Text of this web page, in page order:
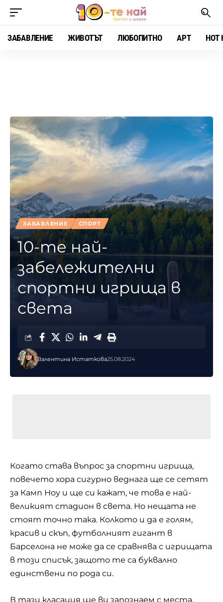
ЗАБАВЛЕНИЕ ЖИВОТЪТ ЛЮБОПИТНО АРТ HOT
ЗАБАВЛЕНИЕ СПОРТ
10-те най-
забележителни
спортни игрища в
света
Валентина Истаткова25.08.2024
Когато става въпрос за спортни игрища,
повечето хора сигурно веднага ще се сетят
за Камп Ноу и ще си кажат, че това е най-
великият стадион в света. Но нещата не
стоят точно така. Колкото и да е голям,
красив и скъп, футболният гигант в
Барселона не може да се сравнява с игрищата
в този списък, защото те са буквално
единствени по рода си.
В тази класация ще ви запознаем с места,